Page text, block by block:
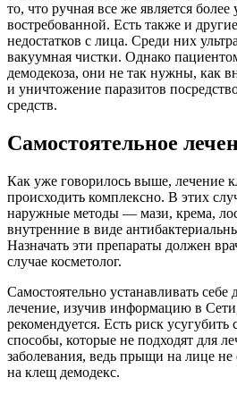
то, что ручная все же является
востребованной. Есть также и
недостатков с лица. Среди них
вакуумная чистки. Однако
демодекоза, они не так нужны, как
и уничтожение паразитов
средств.
Самостоятельное
Как уже говорилось выше, лечение
происходить комплексно. В этих
наружные методы — мази, крема,
внутренние в виде
Назначать эти препараты должен
случае косметолог.
Самостоятельно устанавливать себе
лечение, изучив информацию в
рекомендуется. Есть риск
способы, которые не подходят для
заболевания, ведь прыщи на лице не
на клещ демодекс.